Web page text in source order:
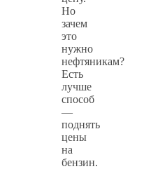
Но
зачем
это
нужно
нефтяникам?
Есть
лучше
способ
—
поднять
цены
на
бензин.